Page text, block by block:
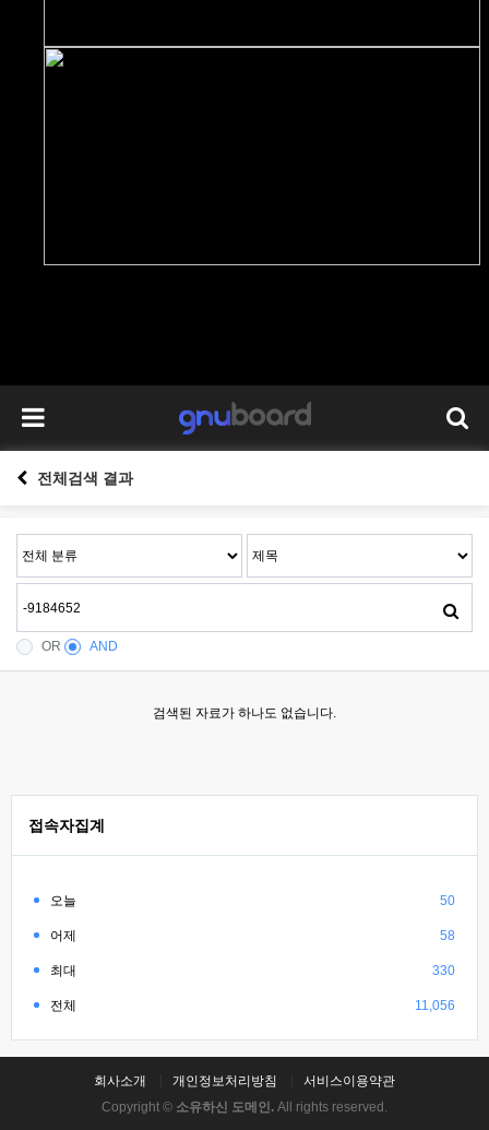
전체검색 결과
OR AND
검색된 자료가 하나도 없습니다.
접속자집계
오늘 50
어제 58
최대 330
전체 11,056
회사소개 개인정보처리방침
서비스이용약관
Copyright © 소유하신 도메인. All rights reserved.